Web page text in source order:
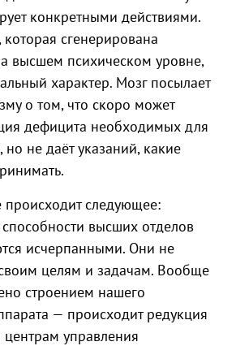
конкретными действиями.
сгенерирована
высшем психическом уровне,
характер. Мозг посылает
о том, что скоро может
дефицита необходимых для
не даёт указаний, какие
происходит следующее:
высших отделов
исчерпанными. Они не
целям и задачам. Вообще
строением нашего
— происходит редукция
управления